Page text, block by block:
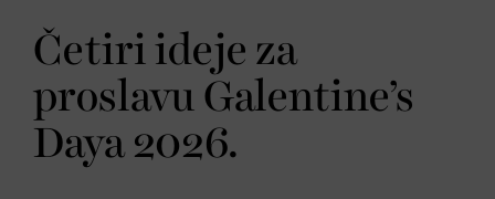
Četiri ideje za
proslavu Galentine’s
Daya 2026.